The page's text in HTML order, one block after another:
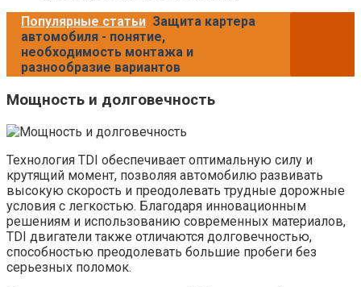
Популярные статьи Защита картера
автомобиля - понятие,
необходимость монтажа и
разнообразие вариантов
Мощность и долговечность
Технология TDI обеспечивает оптимальную силу и
крутящий момент, позволяя автомобилю развивать
высокую скорость и преодолевать трудные дорожные
условия с легкостью. Благодаря инновационным
решениям и использованию современных материалов,
TDI двигатели также отличаются долговечностью,
способностью преодолевать большие пробеги без
серьезных поломок.